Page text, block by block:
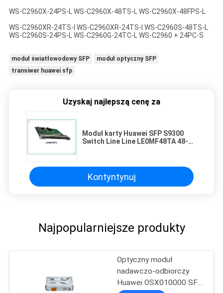
WS-C2960X-24PS-L WS-C2960X-48TS-L WS-C2960X-48FPS-L
WS-C2960XR-24TS-I WS-C2960XR-24TS-I WS-C2960S-48TS-L
WS-C2960S-24PS-L WS-C2960G-24TC-L WS-C2960 + 24PC-S
moduł światłowodowy SFP
moduł optyczny SFP
transiwer huawei sfp
Uzyskaj najlepszą cenę za
Moduł karty Huawei SFP S9300
Switch Line Line LE0MF48TA 48-
Kontyntynuj
Najpopularniejsze produkty
Optyczny moduł
nadawczo-odbiorczy
Huawei OSX010000 SFP